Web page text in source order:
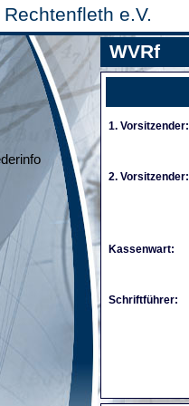
Rechtenfleth e.V.
WVRf
1. Vorsitzender:
2. Vorsitzender:
Kassenwart:
Schriftführer: